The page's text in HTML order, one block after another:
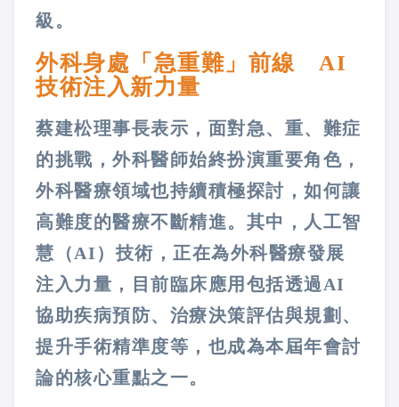
級。
外科身處「急重難」前線 AI
技術注入新力量
蔡建松理事長表示，面對急、重、難症
的挑戰，外科醫師始終扮演重要角色，
外科醫療領域也持續積極探討，如何讓
高難度的醫療不斷精進。其中，人工智
慧（AI）技術，正在為外科醫療發展
注入力量，目前臨床應用包括透過AI
協助疾病預防、治療決策評估與規劃、
提升手術精準度等，也成為本屆年會討
論的核心重點之一。